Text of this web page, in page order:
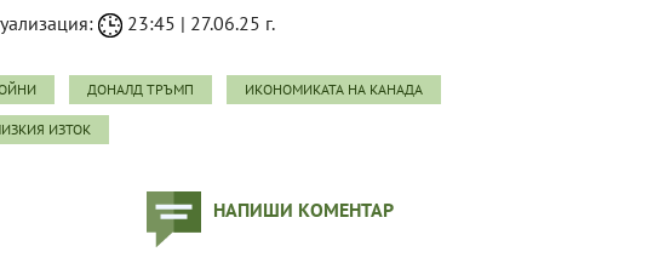
23:45 | 27.06.25 г.
ДОНАЛД ТРЪМП ИКОНОМИКАТА НА КАНАДА
ИЗТОК
НАПИШИ КОМЕНТАР